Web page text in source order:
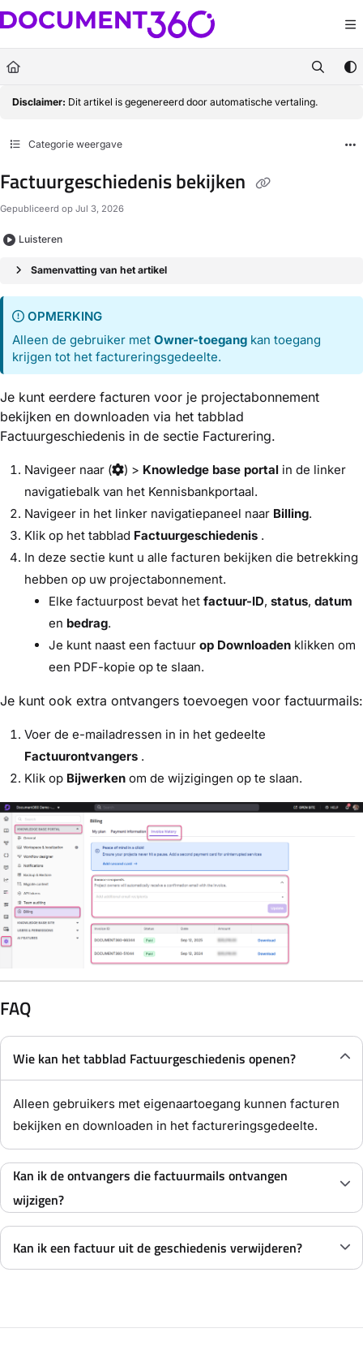
Documentation Index
Fetch the complete documentation index at:https://docs.document360.com/
Use this file to discover all available pages before exploring further.
Disclaimer: Dit artikel is gegenereerd door automatische vertaling.
Categorie weergave
Factuurgeschiedenis bekijken
Gepubliceerd op Jul 3, 2026
Luisteren
Samenvatting van het artikel
OPMERKING
Alleen de gebruiker metOwner-toegang kan toegang
krijgen tot het factureringsgedeelte.
Je kunt eerdere facturen voor je projectabonnement
bekijken en downloaden via het tabblad
Factuurgeschiedenis in de sectie Facturering.
Navigeer naar ( ) > Knowledge base portal in de linker
navigatiebalk van het Kennisbankportaal.
Navigeer in het linker navigatiepaneel naar Billing.
Klik op het tabblad Factuurgeschiedenis .
In deze sectie kunt u alle facturen bekijken die betrekking
hebben op uw projectabonnement.
Elke factuurpost bevat het factuur-ID, status, datum
en bedrag.
Je kunt naast een factuur op Downloaden klikken om
een PDF-kopie op te slaan.
Je kunt ook extra ontvangers toevoegen voor factuurmails:
Voer de e-mailadressen in in het gedeelte
Factuurontvangers .
Klik op Bijwerken om de wijzigingen op te slaan.
FAQ
Wie kan het tabblad Factuurgeschiedenis openen?
Alleen gebruikers met eigenaartoegang kunnen facturen
bekijken en downloaden in het factureringsgedeelte.
Kan ik de ontvangers die factuurmails ontvangen
wijzigen?
Kan ik een factuur uit de geschiedenis verwijderen?